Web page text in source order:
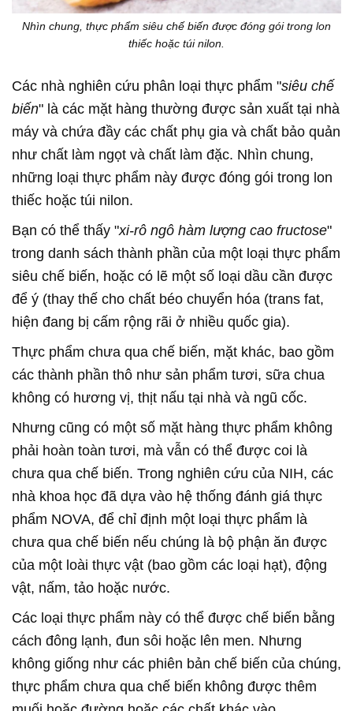
Nhìn chung, thực phẩm siêu chế biến được đóng gói trong lon
thiếc hoặc túi nilon.
Các nhà nghiên cứu phân loại thực phẩm "siêu chế
biến" là các mặt hàng thường được sản xuất tại nhà
máy và chứa đầy các chất phụ gia và chất bảo quản
như chất làm ngọt và chất làm đặc. Nhìn chung,
những loại thực phẩm này được đóng gói trong lon
thiếc hoặc túi nilon.
Bạn có thể thấy "xi-rô ngô hàm lượng cao fructose"
trong danh sách thành phần của một loại thực phẩm
siêu chế biến, hoặc có lẽ một số loại dầu cần được
để ý (thay thế cho chất béo chuyển hóa (trans fat,
hiện đang bị cấm rộng rãi ở nhiều quốc gia).
Thực phẩm chưa qua chế biến, mặt khác, bao gồm
các thành phần thô như sản phẩm tươi, sữa chua
không có hương vị, thịt nấu tại nhà và ngũ cốc.
Nhưng cũng có một số mặt hàng thực phẩm không
phải hoàn toàn tươi, mà vẫn có thể được coi là
chưa qua chế biến. Trong nghiên cứu của NIH, các
nhà khoa học đã dựa vào hệ thống đánh giá thực
phẩm NOVA, để chỉ định một loại thực phẩm là
chưa qua chế biến nếu chúng là bộ phận ăn được
của một loài thực vật (bao gồm các loại hạt), động
vật, nấm, tảo hoặc nước.
Các loại thực phẩm này có thể được chế biến bằng
cách đông lạnh, đun sôi hoặc lên men. Nhưng
không giống như các phiên bản chế biến của chúng,
thực phẩm chưa qua chế biến không được thêm